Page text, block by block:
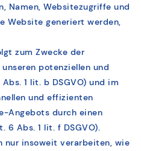
Namen, Websitezugriffe und
Website generiert werden,
zum Zwecke der
potenziellen und
1 lit. b DSGVO) und im
und effizienten
Angebots durch einen
6 Abs. 1 lit. f DSGVO).
nur insoweit verarbeiten, wie